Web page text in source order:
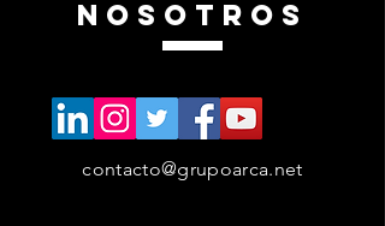
NOSOTROS
contacto@grupoarca.net